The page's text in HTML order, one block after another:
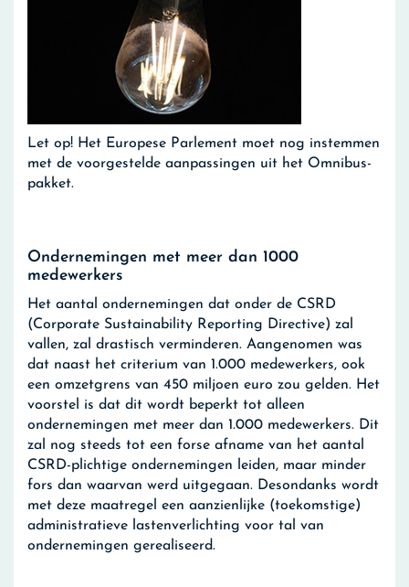
Let op! Het Europese Parlement moet nog instemmen
met de voorgestelde aanpassingen uit het Omnibus-
pakket.
Ondernemingen met meer dan 1000
medewerkers
Het aantal ondernemingen dat onder de CSRD
(Corporate Sustainability Reporting Directive) zal
vallen, zal drastisch verminderen. Aangenomen was
dat naast het criterium van 1.000 medewerkers, ook
een omzetgrens van 450 miljoen euro zou gelden. Het
voorstel is dat dit wordt beperkt tot alleen
ondernemingen met meer dan 1.000 medewerkers. Dit
zal nog steeds tot een forse afname van het aantal
CSRD-plichtige ondernemingen leiden, maar minder
fors dan waarvan werd uitgegaan. Desondanks wordt
met deze maatregel een aanzienlijke (toekomstige)
administratieve lastenverlichting voor tal van
ondernemingen gerealiseerd.